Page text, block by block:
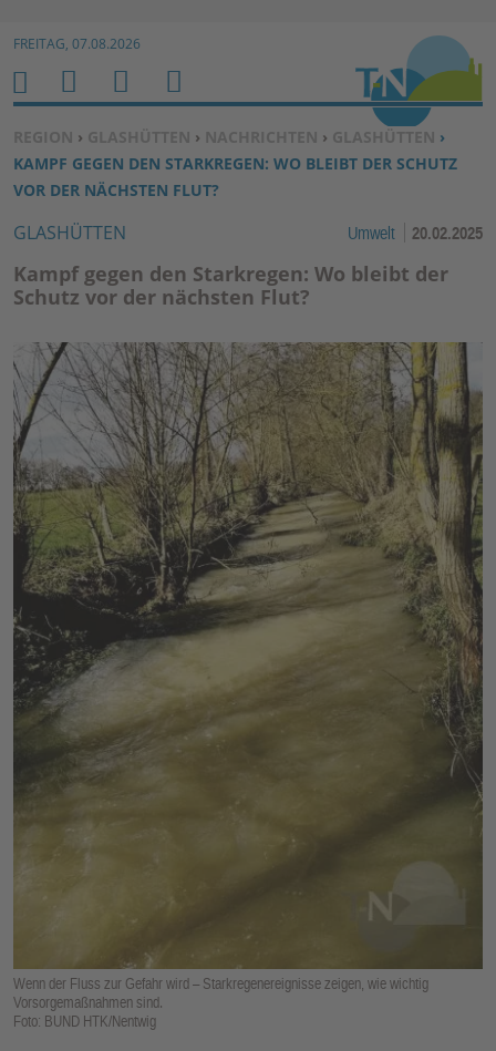
Zum Inhalt springen ↓
FREITAG, 07.08.2026
SIE BEFINDEN SICH HIER:
REGION › GLASHÜTTEN › NACHRICHTEN › GLASHÜTTEN ›
KAMPF GEGEN DEN STARKREGEN: WO BLEIBT DER SCHUTZ
VOR DER NÄCHSTEN FLUT?
GLASHÜTTEN Umwelt 20.02.2025
Kampf gegen den Starkregen: Wo bleibt der
Schutz vor der nächsten Flut?
Wenn der Fluss zur Gefahr wird – Starkregenereignisse zeigen, wie wichtig
Vorsorgemaßnahmen sind.
Foto: BUND HTK/Nentwig
H
O
M
E
M
E
N
U
S
U
C
H
E
N
B
E
N
U
E
R
U
N
K
TI
O
N
E
N